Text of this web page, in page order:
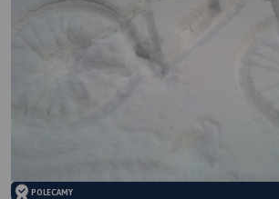
POLECAMY